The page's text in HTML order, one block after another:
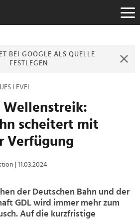
BEI GOOGLE ALS QUELLE
FESTLEGEN
LEVEL
Wellenstreik:
scheitert mit
Verfügung
| 11.03.2024
der Deutschen Bahn und der
GDL wird immer mehr zum
Auf die kurzfristige